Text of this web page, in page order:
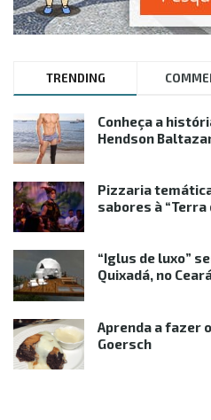
TRENDING
Conheça a
Hendson
Pizzaria
sabores à “Terra
“Iglus de luxo”
Quixadá, no
Aprenda a fazer
Goersch